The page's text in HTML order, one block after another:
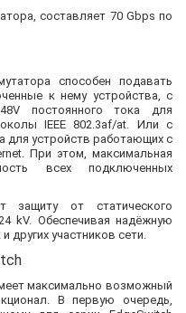
составляет 70 Gbps по
способен подавать
к нему устройства, с
постоянного тока для
IEEE 802.3af/at. Или с
для устройств работающих с
При этом, максимальная
всех подключенных
от статического
kV. Обеспечивая надёжную
других участников сети.
максимально возможный
В первую очередь,